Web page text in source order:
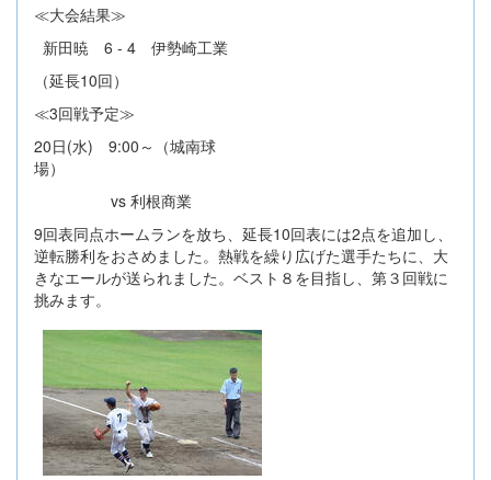
≪大会結果≫
新田暁 6 - 4 伊勢崎工業
（延長10回）
≪3回戦予定≫
20日(水) 9:00～（城南球
場）
vs 利根商業
9回表同点ホームランを放ち、延長10回表には2点を追加し、
逆転勝利をおさめました。熱戦を繰り広げた選手たちに、大
きなエールが送られました。ベスト８を目指し、第３回戦に
挑みます。